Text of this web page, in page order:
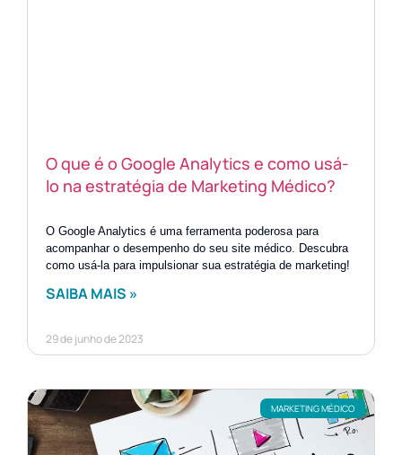
O que é o Google Analytics e como usá-
lo na estratégia de Marketing Médico?
O Google Analytics é uma ferramenta poderosa para
acompanhar o desempenho do seu site médico. Descubra
como usá-la para impulsionar sua estratégia de marketing!
SAIBA MAIS »
29 de junho de 2023
MARKETING MÉDICO